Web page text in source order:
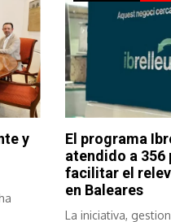
y
El programa
atendido a 356
facilitar el
en Baleares
La iniciativa,